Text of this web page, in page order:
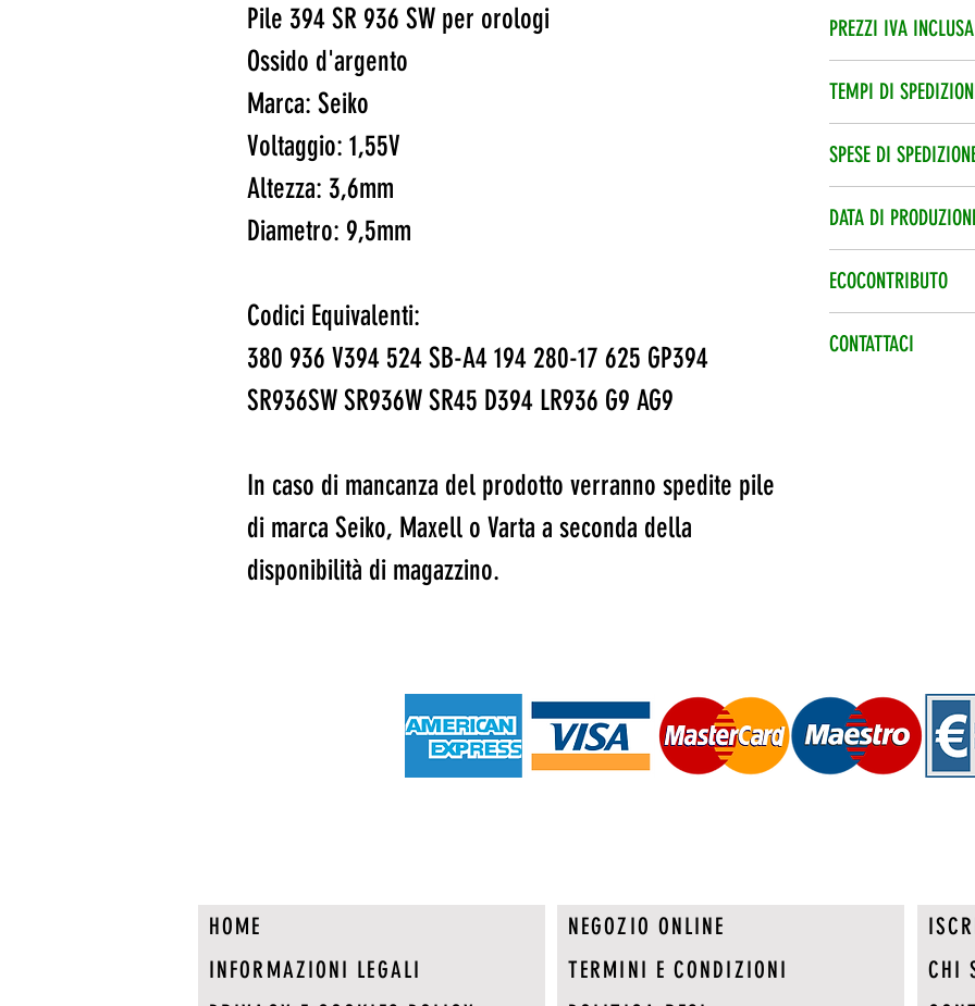
Pile 394 SR 936 SW per orologi
Ossido d'argento
Marca: Seiko
Voltaggio: 1,55V
Altezza: 3,6mm
Diametro: 9,5mm
Codici Equivalenti:
380 936 V394 524 SB-A4 194 280-17 625 GP394
SR936SW SR936W SR45 D394 LR936 G9 AG9
In caso di mancanza del prodotto verranno spedite pile
di marca Seiko, Maxell o Varta a seconda della
disponibilità di magazzino.
aggiungere una
PREZZI IVA INCLUSA
TEMPI DI
SPESE DI
DATA DI
ECOCONTRIBUTO
nel prezzo.
CONTATTACI
HOME
INFORMAZIONI LEGALI
NEGOZIO ONLINE
TERMINI E CONDIZIONI
CHI